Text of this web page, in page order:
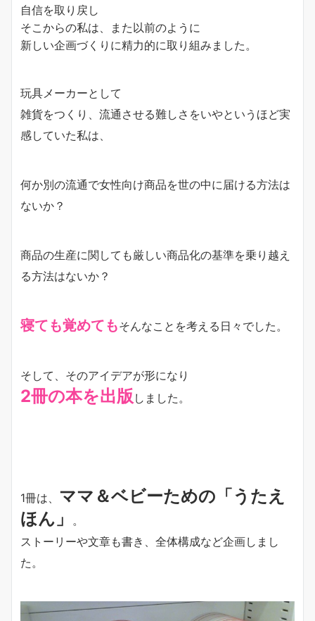
自信を取り戻し
そこからの私は、また以前のように
新しい企画づくりに精力的に取り組みました。
玩具メーカーとして
雑貨をつくり、流通させる難しさをいやというほど実
感していた私は、
何か別の流通で女性向け商品を世の中に届ける方法は
ないか？
商品の生産に関しても厳しい商品化の基準を乗り越え
る方法はないか？
寝ても覚めてもそんなことを考える日々でした。
そして、そのアイデアが形になり
2冊の本を出版 しました。
1冊は、 ママ＆ベビーための「うたえ
ほん」
。
ストーリーや文章も書き、全体構成など企画しまし
た。